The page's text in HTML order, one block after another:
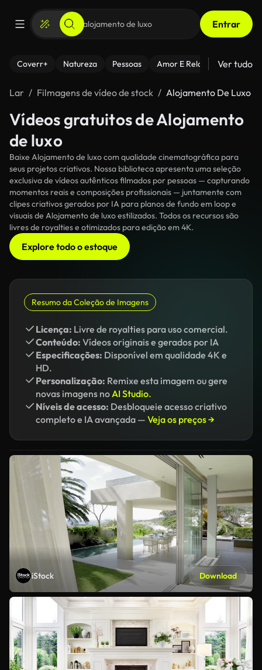
Entrar
Coverr+ Natureza Pessoas Amor E Relacionamentos
Ver tudo
Lar Filmagens de vídeo de stock Alojamento De Luxo
Vídeos gratuitos de Alojamento
de luxo
Baixe Alojamento de luxo com qualidade cinematográfica para
seus projetos criativos. Nossa biblioteca apresenta uma seleção
exclusiva de vídeos autênticos filmados por pessoas — capturando
momentos reais e composições profissionais — juntamente com
clipes criativos gerados por IA para planos de fundo em loop e
visuais de Alojamento de luxo estilizados. Todos os recursos são
livres de royalties e otimizados para edição em 4K.
Explore todo o estoque
Resumo da Coleção de Imagens
Licença: Livre de royalties para uso comercial.
Conteúdo: Vídeos originais e gerados por IA
Especificações: Disponível em qualidade 4K e
HD.
Personalização: Remixe esta imagem ou gere
novas imagens noAI Studio.
Níveis de acesso: Desbloqueie acesso criativo
completo e IA avançada — Veja os preços →
iStock Download